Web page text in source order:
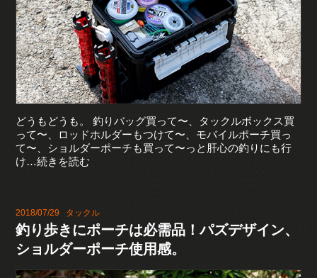
どうもどうも。 釣りバッグ買って〜、タックルボックス買
って〜、ロッドホルダーもつけて〜、モバイルポーチ買っ
て〜、ショルダーポーチも買って〜っと肝心の釣りにも行
け…続きを読む
2018/07/29 タックル
釣り歩きにポーチは必需品！パズデザイン、
ショルダーポーチ使用感。